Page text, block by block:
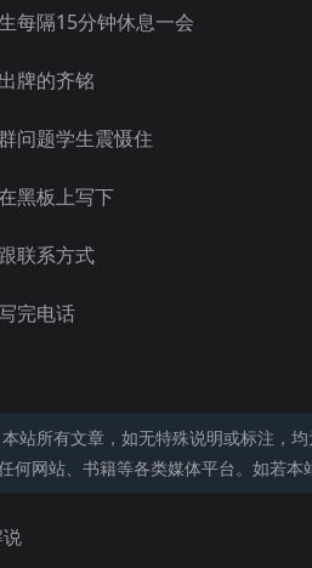
每隔15分钟休息一会
牌的齐铭
问题学生震慑住
黑板上写下
联系方式
完电话
站所有文章，如无特殊说明或标注，
何网站、书籍等各类媒体平台。如若本